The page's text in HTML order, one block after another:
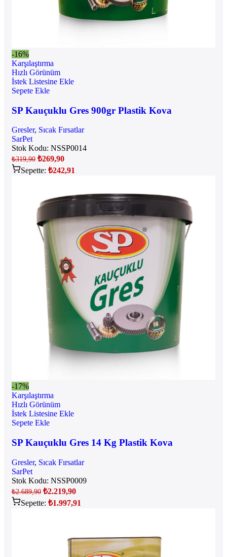
-16%
Karşılaştırma
Hızlı Görünüm
İstek Listesine Ekle
Sepete Ekle
SP Kauçuklu Gres 900gr Plastik Kova
Gresler, Sıcak Fırsatlar
SarPet
Stok Kodu: NSSP0014
₺319,90 ₺269,90
Sepette: ₺242,91
-17%
Karşılaştırma
Hızlı Görünüm
İstek Listesine Ekle
Sepete Ekle
SP Kauçuklu Gres 14 Kg Plastik Kova
Gresler, Sıcak Fırsatlar
SarPet
Stok Kodu: NSSP0009
₺2.689,90 ₺2.219,90
Sepette: ₺1.997,91